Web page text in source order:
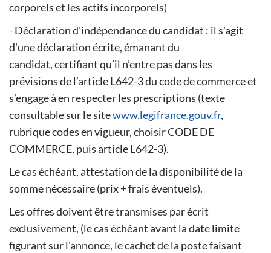
corporels et les actifs incorporels)
- Déclaration d'indépendance du candidat : il s'agit
d'une déclaration écrite, émanant du
candidat, certifiant qu’il n’entre pas dans les
prévisions de l’article L642-3 du code de commerce et
s’engage à en respecter les prescriptions (texte
consultable sur le sitewww.legifrance.gouv.fr,
rubrique codes en vigueur, choisir CODE DE
COMMERCE, puis article L642-3).
Le cas échéant, attestation de la disponibilité de la
somme nécessaire (prix + frais éventuels).
Les offres doivent être transmises par écrit
exclusivement, (le cas échéant avant la date limite
figurant sur l'annonce, le cachet de la poste faisant